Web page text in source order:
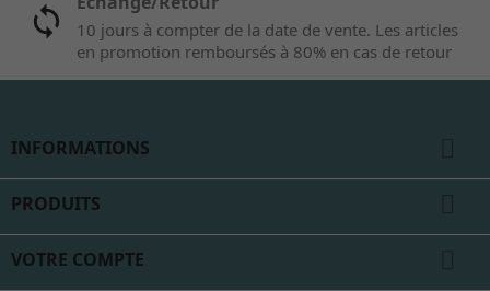
10 jours à compter de la date de vente. Les articles
en promotion remboursés à 80% en cas de retour
INFORMATIONS
PRODUITS
VOTRE COMPTE